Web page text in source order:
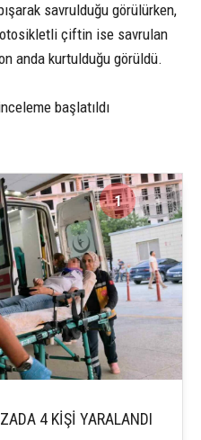
savrulduğu görülürken,
çiftin ise savrulan
anda kurtulduğu görüldü.
başlatıldı
1 3
4 KİŞİ YARALANDI